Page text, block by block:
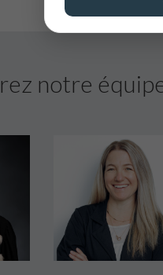
notre